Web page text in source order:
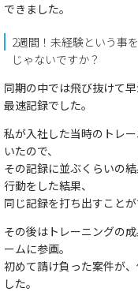
できました。
2週間！未経験という事
じゃないですか？
同期の中では飛び抜けて
最速記録でした。
私が入社した当時のトレ
いたので、
その記録に並ぶくらいの
行動をした結果、
同じ記録を打ち出すことが
その後はトレーニングの
ームに参画。
初めて請け負った案件が
した。